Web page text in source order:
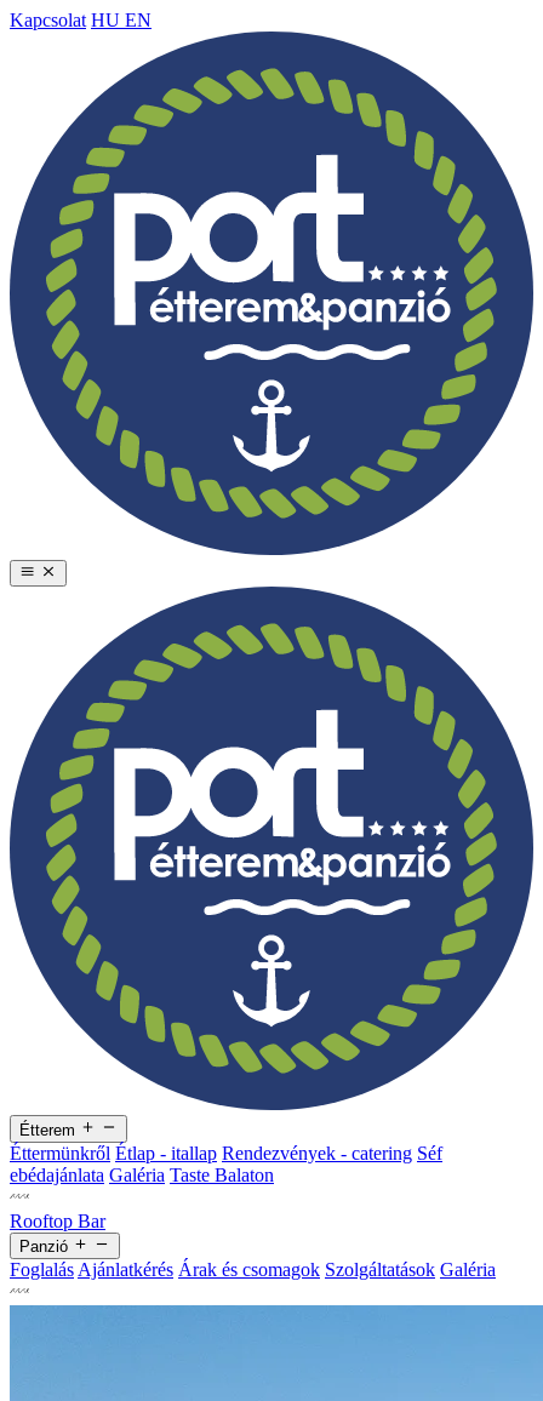
Kapcsolat HU EN
Étterem
Éttermünkről Étlap - itallap Rendezvények - catering Séf
ebédajánlata Galéria Taste Balaton
Rooftop Bar
Panzió
Foglalás Ajánlatkérés Árak és csomagok Szolgáltatások Galéria